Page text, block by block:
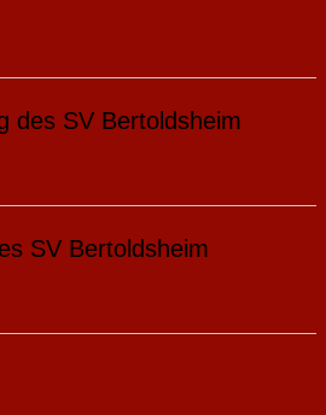
des SV Bertoldsheim
SV Bertoldsheim